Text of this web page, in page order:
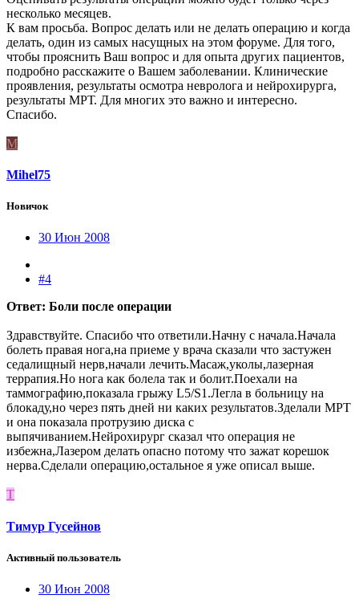
несколько месяцев.
К вам просьба. Вопрос делать или не делать операцию и когда
делать, один из самых насущных на этом форуме. Для того,
чтобы прояснить Ваш вопрос и для опыта других пациентов,
подробно расскажите о Вашем заболевании. Клинические
проявления, результаты осмотра невролога и нейрохирурга,
результаты МРТ. Для многих это важно и интересно.
Спасибо.
M
Mihel75
Новичок
30 Июн 2008
#4
Ответ: Боли после операции
Здравствуйте. Спасибо что ответили.Начну с начала.Начала
болеть правая нога,на приеме у врача сказали что застужен
седалищный нерв,начали лечить.Масаж,уколы,лазерная
террапия.Но нога как болела так и болит.Поехали на
таммографию,показала грыжу L5/S1.Легла в больницу на
блокаду,но через пять дней ни каких результатов.Зделали МРТ
и она показала протрузию диска с
выпячиванием.Нейрохирург сказал что операция не
избежна,Лазером делать опасно потому что зажат корешок
нерва.Сделали операцию,остальное я уже описал выше.
Т
Тимур Гусейнов
Активный пользователь
30 Июн 2008